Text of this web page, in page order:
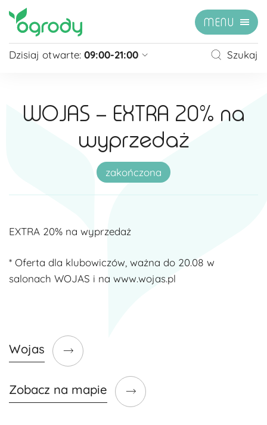
MENU
Dzisiaj otwarte: 09:00-21:00
Niedziela
zamknięte
Niedziela handlowa
10:00 - 20:00
zobacz więcej »
Szukaj
WOJAS – EXTRA 20% na
wyprzedaż
zakończona
EXTRA 20% na wyprzedaż
* Oferta dla klubowiczów, ważna do 20.08 w
salonach WOJAS i na www.wojas.pl
Wojas
Zobacz na mapie